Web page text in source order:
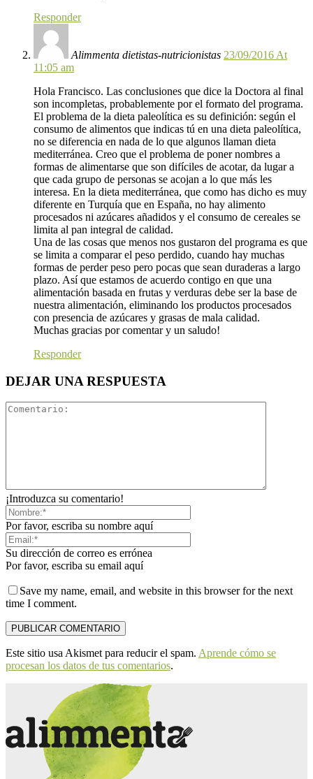
Responder
Alimmenta dietistas-nutricionistas 23/09/2016 At
11:05 am
Hola Francisco. Las conclusiones que dice la Doctora al final
son incompletas, probablemente por el formato del programa.
El problema de la dieta paleolítica es su definición: según el
consumo de alimentos que indicas tú en una dieta paleolítica,
no se diferencia en nada de lo que algunos llaman dieta
mediterránea. Creo que el problema de poner nombres a
formas de alimentarse que son difíciles de acotar, da lugar a
que cada grupo de personas se acojan a lo que más les
interesa. En la dieta mediterránea, que como has dicho es muy
diferente en Turquía que en España, no hay alimento
procesados ni azúcares añadidos y el consumo de cereales se
limita al pan integral de calidad.
Una de las cosas que menos nos gustaron del programa es que
se limita a comparar el peso perdido, cuando hay muchas
formas de perder peso pero pocas que sean duraderas a largo
plazo. Así que estamos de acuerdo contigo en que una
alimentación basada en frutas y verduras debe ser la base de
nuestra alimentación, eliminando los productos procesados
con presencia de azúcares y grasas de mala calidad.
Muchas gracias por comentar y un saludo!
Responder
DEJAR UNA RESPUESTA
¡Introduzca su comentario!
Por favor, escriba su nombre aquí
Su dirección de correo es errónea
Por favor, escriba su email aquí
Save my name, email, and website in this browser for the next
time I comment.
Este sitio usa Akismet para reducir el spam. Aprende cómo se
procesan los datos de tus comentarios.